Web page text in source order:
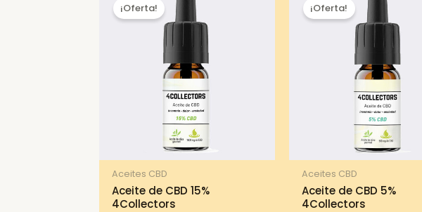
¡Oferta!
Aceites CBD
Aceite de CBD 15%
4Collectors
¡Oferta!
Aceites CBD
Aceite de CBD 5%
4Collectors